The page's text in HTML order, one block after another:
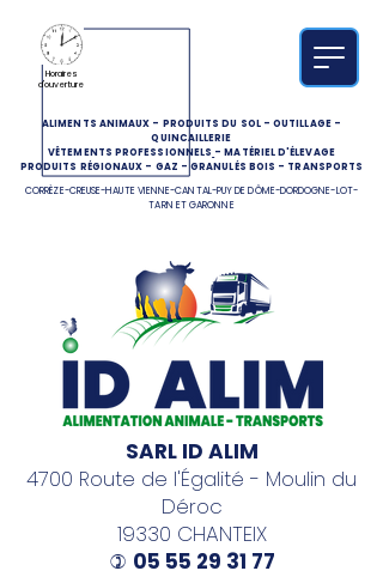
ALIMENTS ANIMAUX - PRODUITS DU SOL-OUTILLAGE-
QUINCAILLERIE
VÊTEMENTS PROFESSIONNELS -MATÉRIEL D'ÉLEVAGE
PRODUITS RÉGIONAUX - GAZ -GRANULÉS BOIS - TRANSPORTS
CORRÈZE-CREUSE-HAUTE VIENNE-CANTAL-PUY DE DÔME-DORDOGNE-LOT-
TARN ET GARONNE
Horaires
d'ouverture
SARL ID ALIM
4700 Route de l'Égalité - Moulin du
Déroc
19330 CHANTEIX
) 05 55 29 31 77